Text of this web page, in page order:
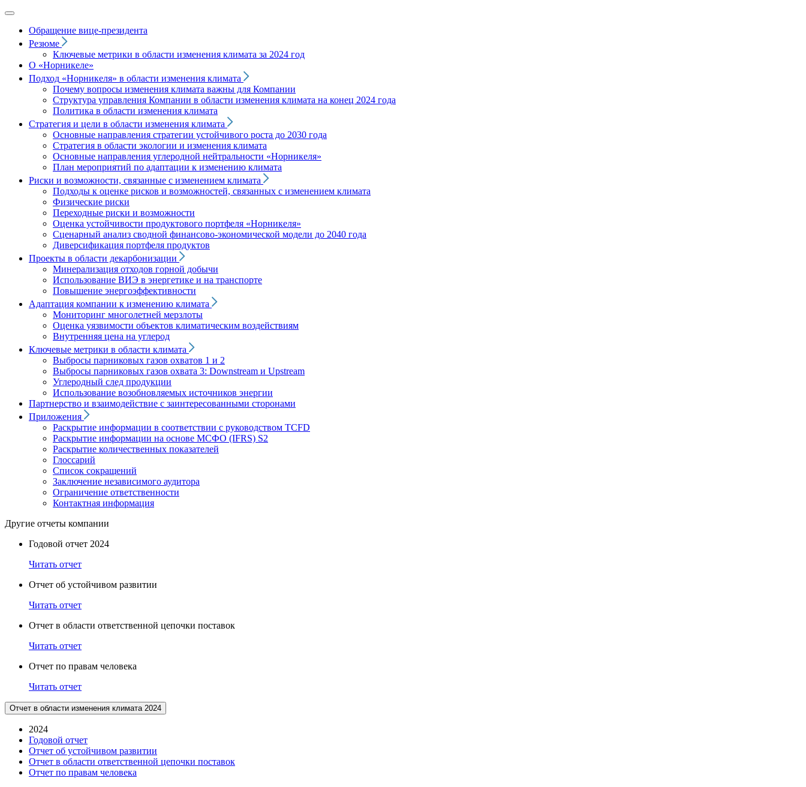
Обращение вице‑президента
Резюме
Ключевые метрики в области изменения климата за 2024 год
О «Норникеле»
Подход «Норникеля» в области изменения климата
Почему вопросы изменения климата важны для Компании
Структура управления Компании в области изменения климата на конец 2024 года
Политика в области изменения климата
Стратегия и цели в области изменения климата
Основные направления стратегии устойчивого роста до 2030 года
Стратегия в области экологии и изменения климата
Основные направления углеродной нейтральности «Норникеля»
План мероприятий по адаптации к изменению климата
Риски и возможности, связанные с изменением климата
Подходы к оценке рисков и возможностей, связанных с изменением климата
Физические риски
Переходные риски и возможности
Оценка устойчивости продуктового портфеля «Норникеля»
Сценарный анализ сводной финансово-экономической модели до 2040 года
Диверсификация портфеля продуктов
Проекты в области декарбонизации
Минерализация отходов горной добычи
Использование ВИЭ в энергетике и на транспорте
Повышение энергоэффективности
Адаптация компании к изменению климата
Мониторинг многолетней мерзлоты
Оценка уязвимости объектов климатическим воздействиям
Внутренняя цена на углерод
Ключевые метрики в области климата
Выбросы парниковых газов охватов 1 и 2
Выбросы парниковых газов охвата 3: Downstream и Upstream
Углеродный след продукции
Использование возобновляемых источников энергии
Партнерство и взаимодействие с заинтересованными сторонами
Приложения
Раскрытие информации в соответствии с руководством TCFD
Раскрытие информации на основе МСФО (IFRS) S2
Раскрытие количественных показателей
Глоссарий
Список сокращений
Заключение независимого аудитора
Ограничение ответственности
Контактная информация
Другие отчеты компании
Годовой отчет 2024
Читать отчет
Отчет об устойчивом развитии
Читать отчет
Отчет в области ответственной цепочки поставок
Читать отчет
Отчет по правам человека
Читать отчет
Отчет в области изменения климата 2024
2024
Годовой отчет
Отчет об устойчивом развитии
Отчет в области ответственной цепочки поставок
Отчет по правам человека